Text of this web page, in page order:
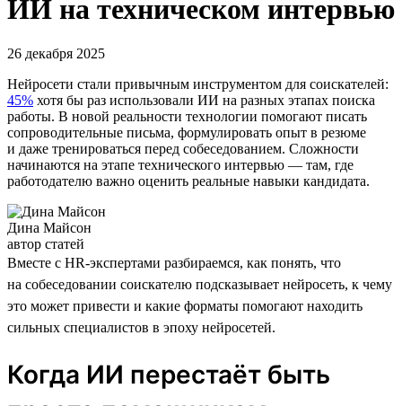
ИИ на техническом интервью
26 декабря 2025
Нейросети стали привычным инструментом для соискателей:
45% хотя бы раз использовали ИИ на разных этапах поиска
работы. В новой реальности технологии помогают писать
сопроводительные письма, формулировать опыт в резюме
и даже тренироваться перед собеседованием. Сложности
начинаются на этапе технического интервью — там, где
работодателю важно оценить реальные навыки кандидата.
Дина Майсон
автор статей
Вместе с HR-экспертами разбираемся, как понять, что
на собеседовании соискателю подсказывает нейросеть, к чему
это может привести и какие форматы помогают находить
сильных специалистов в эпоху нейросетей.
Когда ИИ перестаёт быть